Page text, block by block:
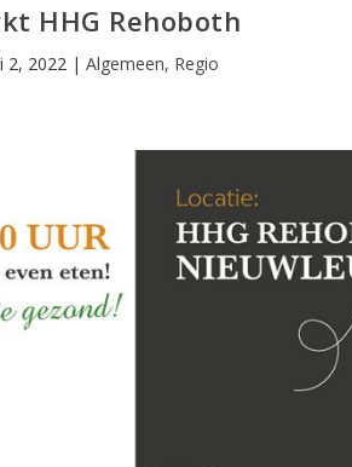
HHG Rehoboth
2, 2022 |Algemeen, Regio